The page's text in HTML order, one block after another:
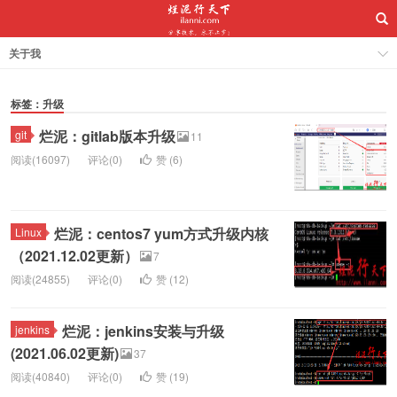
关于我
标签：升级
git 烂泥：gitlab版本升级
11
阅读(16097)
评论(0) 赞 (6)
Linux
烂泥：centos7 yum方式升级内核
（2021.12.02更新）
7
阅读(24855)
评论(0) 赞 (12)
jenkins
烂泥：jenkins安装与升级
(2021.06.02更新)
37
阅读(40840)
评论(0) 赞 (19)